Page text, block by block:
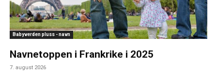
Babyverden pluss - navn
Navnetoppen i Frankrike i 2025
7. august 2026